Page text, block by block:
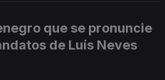
que se pronuncie
de Luís Neves